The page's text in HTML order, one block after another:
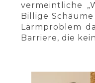
vermeintliche
Billige
Lärmproblem
Barriere, die